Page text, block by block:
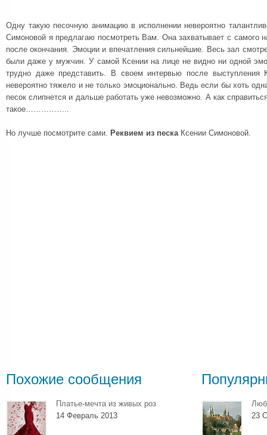
Одну такую песочную анимацию в исполнении невероятно
Симоновой я предлагаю посмотреть Вам. Она захватывает с самого
после окончания. Эмоции и впечатления сильнейшие. Весь зал
были даже у мужчин. У самой Ксении на лице не видно ни одной
трудно даже представить. В своем интервью после выступления
невероятно тяжело и не только эмоционально. Ведь если бы хоть
песок слипнется и дальше работать уже невозможно. А как
такое……………..
Но лучше посмотрите сами. Реквием из пескаКсении Симоновой.
Похожие сообщения
Платье-мечта из живых роз
14 Февраль 2013
23